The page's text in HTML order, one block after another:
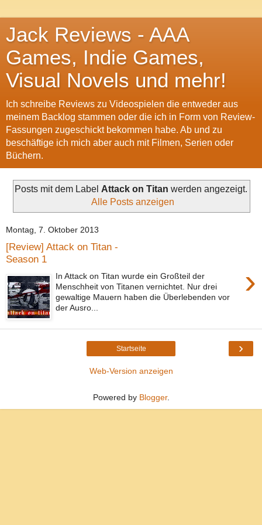
Jack Reviews - AAA
Games, Indie Games,
Visual Novels und mehr!
Ich schreibe Reviews zu Videospielen die entweder aus
meinem Backlog stammen oder die ich in Form von Review-
Fassungen zugeschickt bekommen habe. Ab und zu
beschäftige ich mich aber auch mit Filmen, Serien oder
Büchern.
Posts mit dem Label Attack on Titan werden angezeigt.
Alle Posts anzeigen
Montag, 7. Oktober 2013
[Review] Attack on Titan -
Season 1
›
In Attack on Titan wurde ein Großteil der
Menschheit von Titanen vernichtet. Nur drei
gewaltige Mauern haben die Überlebenden vor
der Ausro...
›
Startseite
Web-Version anzeigen
Powered by Blogger.